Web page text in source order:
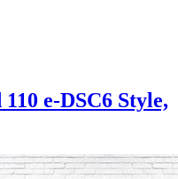
e-DSC6 Style,